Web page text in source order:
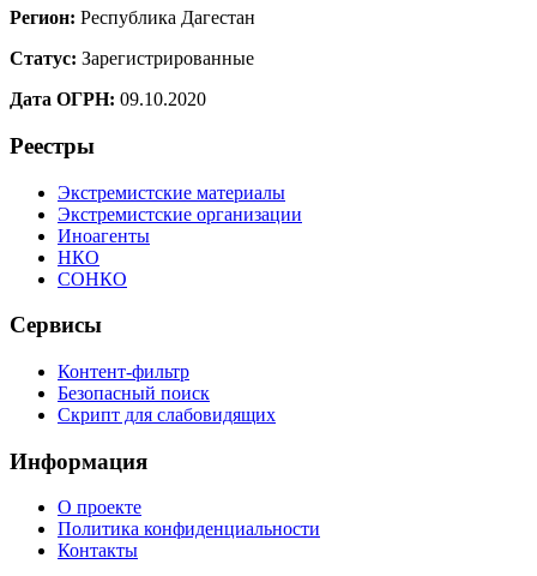
Регион: Республика Дагестан
Статус: Зарегистрированные
Дата ОГРН: 09.10.2020
Реестры
Экстремистские материалы
Экстремистские организации
Иноагенты
НКО
СОНКО
Сервисы
Контент-фильтр
Безопасный поиск
Скрипт для слабовидящих
Информация
О проекте
Политика конфиденциальности
Контакты